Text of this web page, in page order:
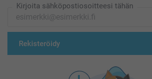
Kirjoita sähköpostiosoitteesi tähän
Rekisteröidy